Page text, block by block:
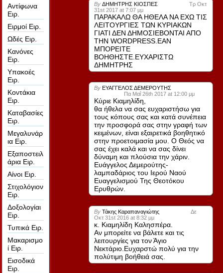
Αντίφωνα
Ειρ.
Ειρμοί Ειρ.
Ωδές Ειρ.
Κανόνες
Ειρ.
Υπακοές
Ειρ.
Κοντάκια
Ειρ.
Καταβασίες
Ειρ.
Μεγαλυνάρ
ια Ειρ.
Εξαποστειλ
άρια Ειρ.
Αίνοι Ειρ.
Στιχολόγιον
Ειρ.
Δοξολογίαι
Ειρ.
Τυπικά Ειρ.
Μακαρισμο
ί Ειρ.
Εισοδικά
Ειρ.
By ΔΗΜΗΤΡΗΣ ΚΙΟΣΠΕΣ
Τρ Οκτ
31st 2017 at 7:07 μμ
ΠΑΡΑΚΑΛΩ ΘΑ ΗΘΕΛΑ ΝΑ ΕΧΩ ΤΙΣ
ΛΕΙΤΟΥΡΓΙΕΣ ΤΩΝ ΚΥΡΙΑΚΩΝ
ΓΙΑΤΙ ΔΕΝ ΔΗΜΟΣΙΕΒΟΝΤΑΙ ΑΠΟ
ΤΗΝ WORDPRESS.EAN
ΜΠΟΡΕΙΤΕ
ΒΟΗΘΗΣΤΕ.ΕΥΧΑΡΙΣΤΩ
ΔΗΜΗΤΡΗΣ
By ΕΥΑΓΓΕΛΟΣ ΔΕΜΕΡΟΥΤΗΣ
Πα Μαΐ 26th 2017 at 12:00 μμ
Κύριε Κιαμηλίδη,
θα ήθελα να σας ευχαριστήσω για
τους κόπους σας και κατά συνέπεια
την προσφορά σας στην γραφή των
κειμένων, είναι εξαιρετικά βοηθητικό
στην προετοιμασία μου. Ο Θεός να
σας έχει καλά και να σας δίνει
δύναμη και πλούσια την χάριν.
Ευάγγελος Δεμερούτης-
λαμπαδάριος του Ιερού Ναού
Ευαγγελισμού Της Θεοτόκου
Ερυθρών.
By Τάκης Καραπαναγιώτης
Δε
Οκτ 31st 2016 at 8:32 μμ
κ. Κιαμηλίδη Καλησπέρα.
Αν μπορείτε να βάλετε και τις
λειτουργίες για τον Άγιο
Νεκτάριο.Ευχαρστώ πολύ για την
πολύτιμη βοήθειά σας.